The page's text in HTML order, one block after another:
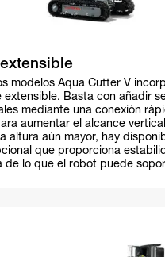
extensible
modelos Aqua Cutter V
extensible. Basta con añadir
mediante una conexión
aumentar el alcance
altura aún mayor, hay
que proporciona
de lo que el robot puede